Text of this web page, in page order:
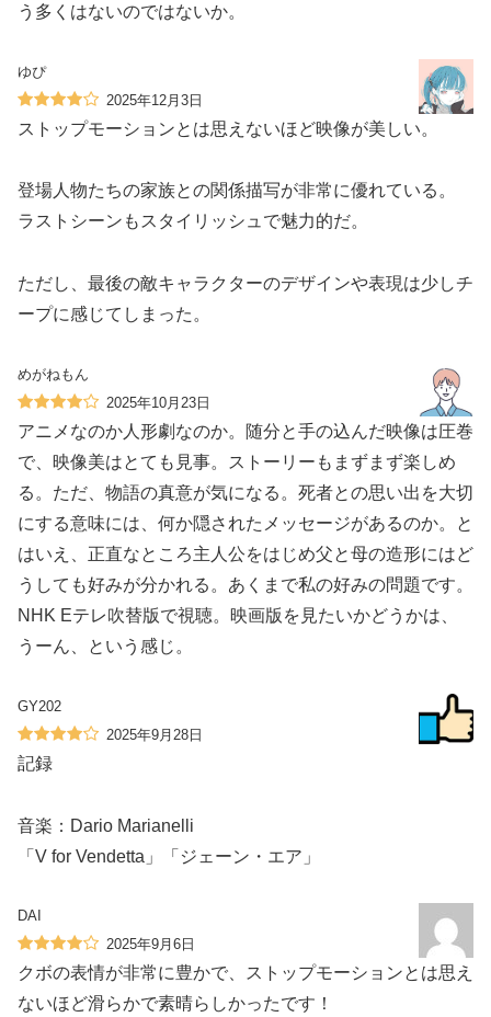
う多くはないのではないか。
ゆぴ
2025年12月3日
ストップモーションとは思えないほど映像が美しい。
登場人物たちの家族との関係描写が非常に優れている。
ラストシーンもスタイリッシュで魅力的だ。
ただし、最後の敵キャラクターのデザインや表現は少しチ
ープに感じてしまった。
めがねもん
2025年10月23日
アニメなのか人形劇なのか。随分と手の込んだ映像は圧巻
で、映像美はとても見事。ストーリーもまずまず楽しめ
る。ただ、物語の真意が気になる。死者との思い出を大切
にする意味には、何か隠されたメッセージがあるのか。と
はいえ、正直なところ主人公をはじめ父と母の造形にはど
うしても好みが分かれる。あくまで私の好みの問題です。
NHK Eテレ吹替版で視聴。映画版を見たいかどうかは、
うーん、という感じ。
GY202
2025年9月28日
記録
音楽：Dario Marianelli
「V for Vendetta」「ジェーン・エア」
DAI
2025年9月6日
クボの表情が非常に豊かで、ストップモーションとは思え
ないほど滑らかで素晴らしかったです！